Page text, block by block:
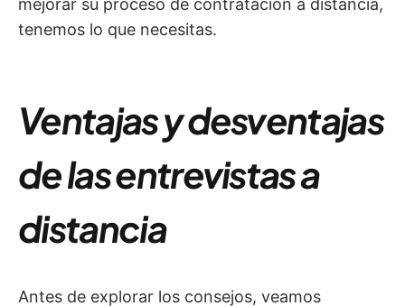
mejorar su proceso de contratación a distancia,
tenemos lo que necesitas.
Ventajas y desventajas
de las entrevistas a
distancia
Antes de explorar los consejos, veamos